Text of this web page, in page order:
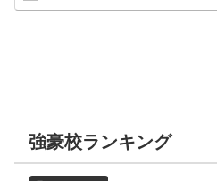
強豪校ランキング